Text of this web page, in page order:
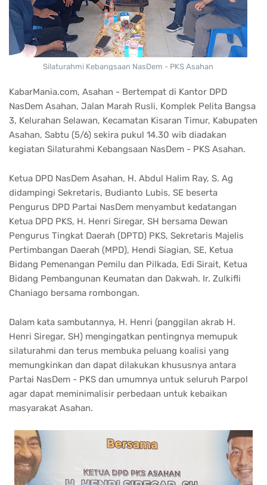
Silaturahmi Kebangsaan NasDem - PKS Asahan
KabarMania.com, Asahan - Bertempat di Kantor DPD
NasDem Asahan, Jalan Marah Rusli, Komplek Pelita Bangsa
3, Kelurahan Selawan, Kecamatan Kisaran Timur, Kabupaten
Asahan, Sabtu (5/6) sekira pukul 14.30 wib diadakan
kegiatan Silaturahmi Kebangsaan NasDem - PKS Asahan.
Ketua DPD NasDem Asahan, H. Abdul Halim Ray, S. Ag
didampingi Sekretaris, Budianto Lubis, SE beserta
Pengurus DPD Partai NasDem menyambut kedatangan
Ketua DPD PKS, H. Henri Siregar, SH bersama Dewan
Pengurus Tingkat Daerah (DPTD) PKS, Sekretaris Majelis
Pertimbangan Daerah (MPD), Hendi Siagian, SE, Ketua
Bidang Pemenangan Pemilu dan Pilkada, Edi Sirait, Ketua
Bidang Pembangunan Keumatan dan Dakwah. Ir. Zulkifli
Chaniago bersama rombongan.
Dalam kata sambutannya, H. Henri (panggilan akrab H.
Henri Siregar, SH) mengingatkan pentingnya memupuk
silaturahmi dan terus membuka peluang koalisi yang
memungkinkan dan dapat dilakukan khususnya antara
Partai NasDem - PKS dan umumnya untuk seluruh Parpol
agar dapat meminimalisir perbedaan untuk kebaikan
masyarakat Asahan.